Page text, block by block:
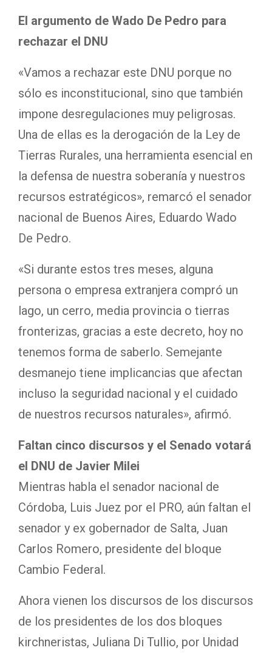
El argumento de Wado De Pedro para
rechazar el DNU
«Vamos a rechazar este DNU porque no
sólo es inconstitucional, sino que también
impone desregulaciones muy peligrosas.
Una de ellas es la derogación de la Ley de
Tierras Rurales, una herramienta esencial en
la defensa de nuestra soberanía y nuestros
recursos estratégicos», remarcó el senador
nacional de Buenos Aires, Eduardo Wado
De Pedro.
«Si durante estos tres meses, alguna
persona o empresa extranjera compró un
lago, un cerro, media provincia o tierras
fronterizas, gracias a este decreto, hoy no
tenemos forma de saberlo. Semejante
desmanejo tiene implicancias que afectan
incluso la seguridad nacional y el cuidado
de nuestros recursos naturales», afirmó.
Faltan cinco discursos y el Senado votará
el DNU de Javier Milei
Mientras habla el senador nacional de
Córdoba, Luis Juez por el PRO, aún faltan el
senador y ex gobernador de Salta, Juan
Carlos Romero, presidente del bloque
Cambio Federal.
Ahora vienen los discursos de los discursos
de los presidentes de los dos bloques
kirchneristas, Juliana Di Tullio, por Unidad